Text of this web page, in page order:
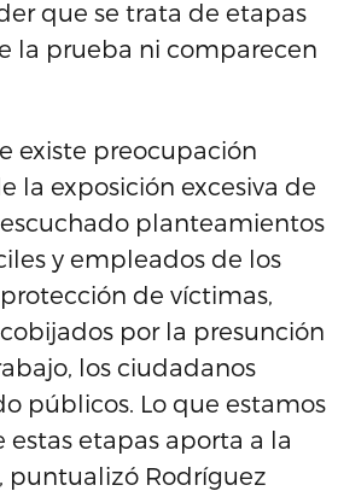
que se trata de etapas
la prueba ni comparecen
existe preocupación
la exposición excesiva de
planteamientos
y empleados de los
de víctimas,
por la presunción
los ciudadanos
públicos. Lo que estamos
etapas aporta a la
puntualizó Rodríguez